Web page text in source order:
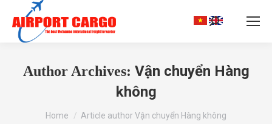
Search:
Author Archives: Vận chuyển Hàng
không
You are here:
Home Article author Vận chuyển Hàng không